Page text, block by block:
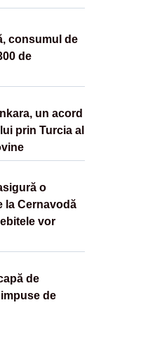
consumul de
de
un acord
prin Turcia al
o
la Cernavodă
vor
de
de